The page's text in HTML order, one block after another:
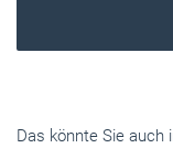
Das könnte Sie auch